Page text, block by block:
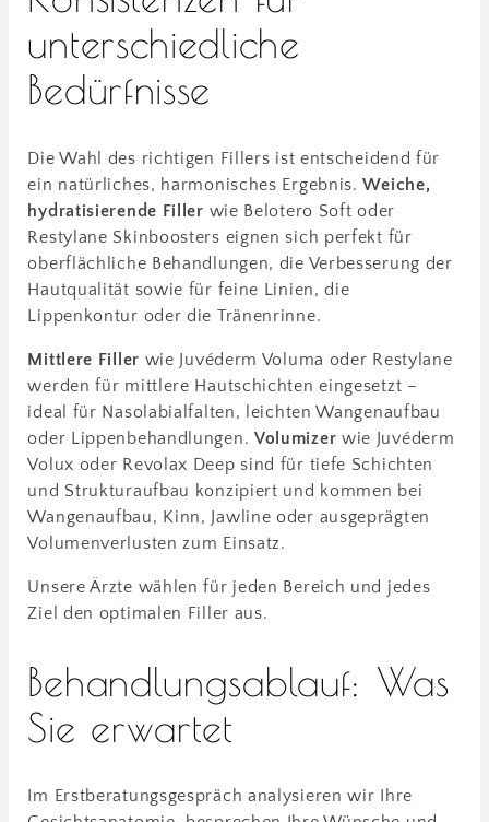
unterschiedliche
Bedürfnisse
Die Wahl des richtigen Fillers ist entscheidend für
ein natürliches, harmonisches Ergebnis.Weiche,
hydratisierende Filler wie Belotero Soft oder
Restylane Skinboosters eignen sich perfekt für
oberflächliche Behandlungen, die Verbesserung der
Hautqualität sowie für feine Linien, die
Lippenkontur oder die Tränenrinne.
Mittlere Filler wie Juvéderm Voluma oder Restylane
werden für mittlere Hautschichten eingesetzt –
ideal für Nasolabialfalten, leichten Wangenaufbau
oder Lippenbehandlungen. Volumizer wie Juvéderm
Volux oder Revolax Deep sind für tiefe Schichten
und Strukturaufbau konzipiert und kommen bei
Wangenaufbau, Kinn, Jawline oder ausgeprägten
Volumenverlusten zum Einsatz.
Unsere Ärzte wählen für jeden Bereich und jedes
Ziel den optimalen Filler aus.
Behandlungsablauf: Was
Sie erwartet
Im Erstberatungsgespräch analysieren wir Ihre